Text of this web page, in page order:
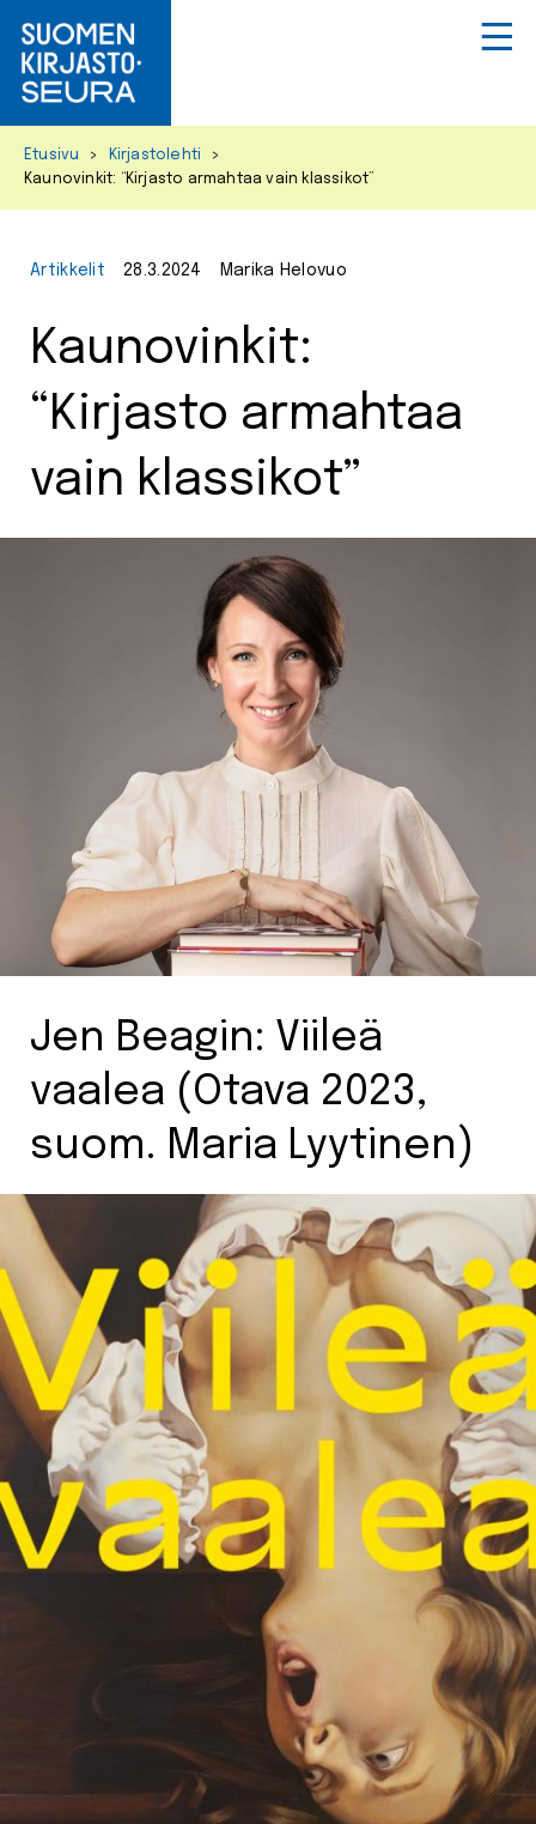
Etusivu > Kirjastolehti
>
Kaunovinkit: “Kirjasto armahtaa vain klassikot”
Artikkelit 28.3.2024 Marika Helovuo
Kaunovinkit:
“Kirjasto armahtaa
vain klassikot”
Jen Beagin: Viileä
vaalea (Otava 2023,
suom. Maria Lyytinen)